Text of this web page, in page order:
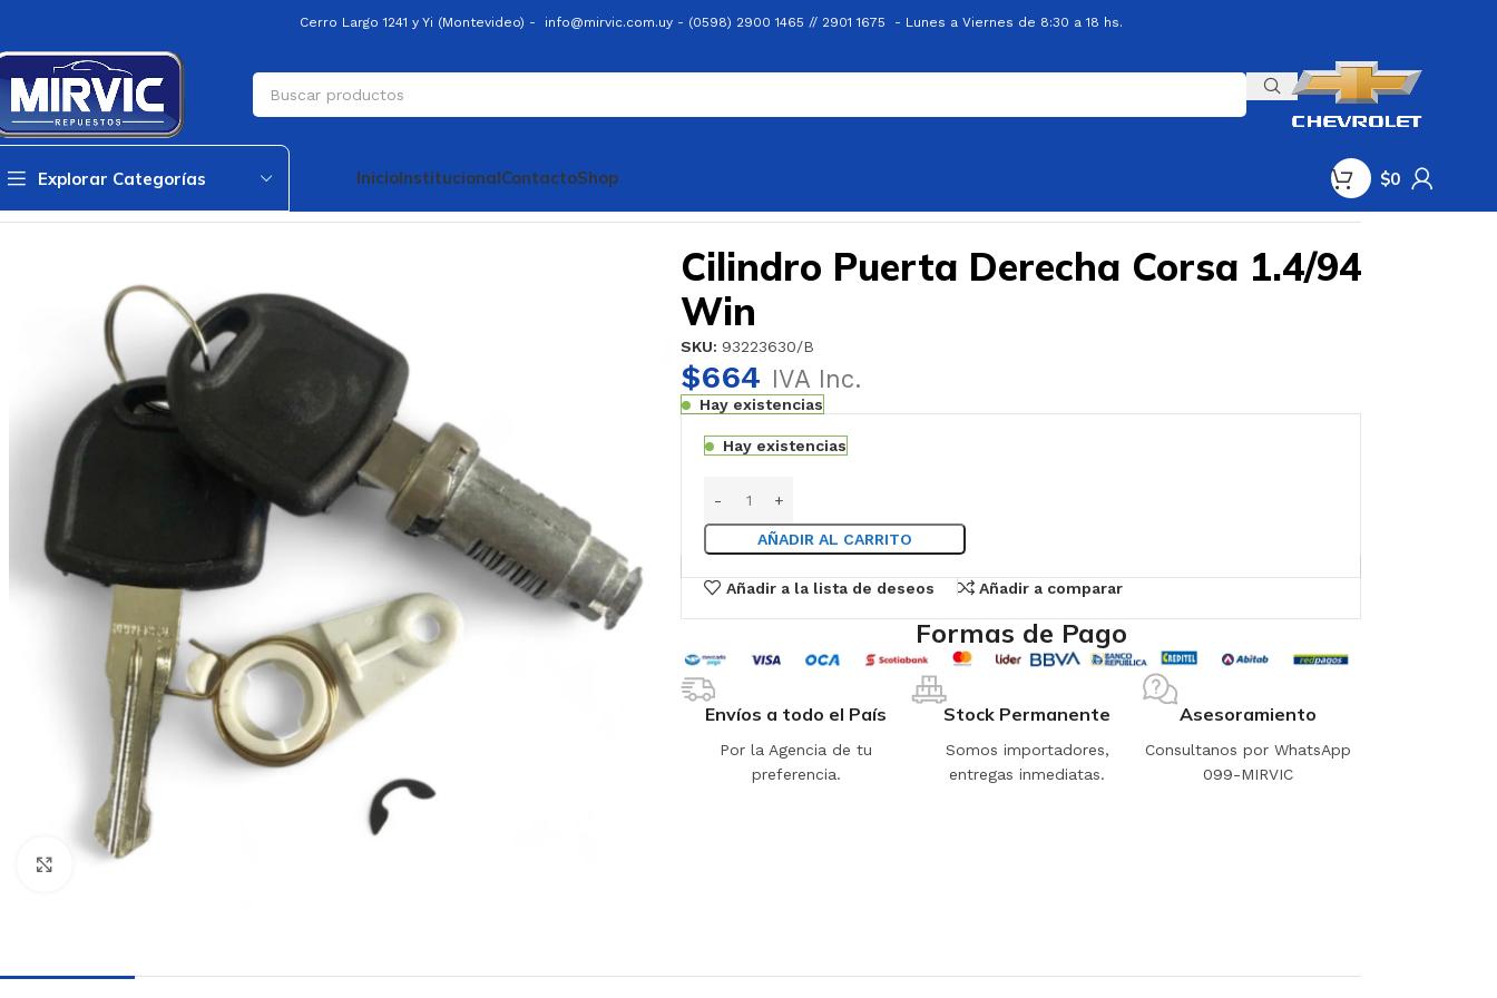
Cerro Largo 1241 y Yi (Montevideo) - info@mirvic.com.uy - (0598) 2900 1465 // 2901 1675 - Lunes a Viernes de 8:30 a 18 hs.
Explorar Categorías InicioInstitucionalContactoShop $0
Haga clic para ampliar
Cilindro Puerta Derecha Corsa 1.4/94
Win
SKU: 93223630/B
$664 IVA Inc.
Hay existencias
Hay existencias
AÑADIR AL CARRITO
Añadir a la lista de deseos Añadir a comparar
Formas de Pago
Envíos a todo el País
Por la Agencia de tu
preferencia.
Stock Permanente
Somos importadores,
entregas inmediatas.
Asesoramiento
Consultanos por WhatsApp
099-MIRVIC